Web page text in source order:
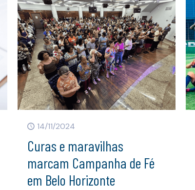
14/11/2024
Curas e maravilhas
marcam Campanha de Fé
em Belo Horizonte